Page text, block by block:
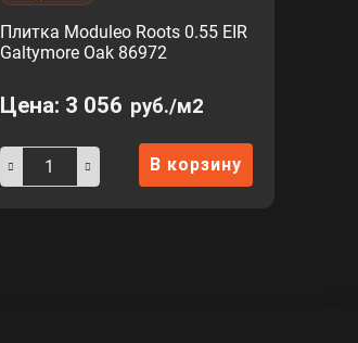
Плитка Moduleo Roots 0.55 EIR
Galtymore Oak 86972
Цена: 3 056 руб./м2
В корзину